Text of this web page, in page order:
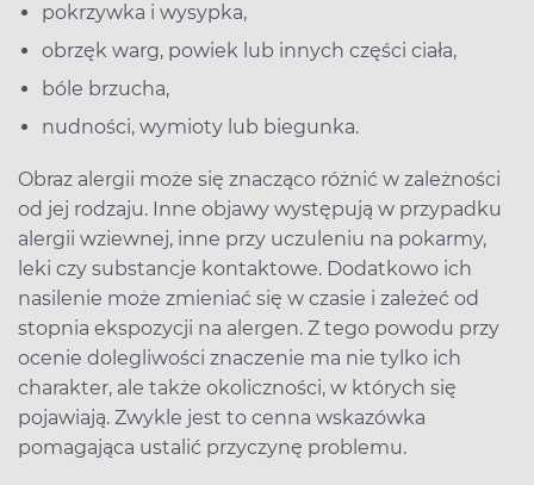
pokrzywka i wysypka,
obrzęk warg, powiek lub innych części ciała,
bóle brzucha,
nudności, wymioty lub biegunka.
Obraz alergii może się znacząco różnić w zależności
od jej rodzaju. Inne objawy występują w przypadku
alergii wziewnej, inne przy uczuleniu na pokarmy,
leki czy substancje kontaktowe. Dodatkowo ich
nasilenie może zmieniać się w czasie i zależeć od
stopnia ekspozycji na alergen. Z tego powodu przy
ocenie dolegliwości znaczenie ma nie tylko ich
charakter, ale także okoliczności, w których się
pojawiają. Zwykle jest to cenna wskazówka
pomagająca ustalić przyczynę problemu.